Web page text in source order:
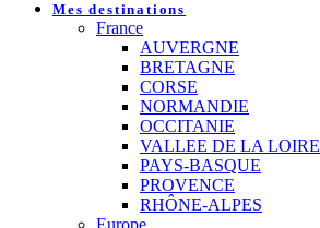
Mes destinations
France
AUVERGNE
BRETAGNE
CORSE
NORMANDIE
OCCITANIE
VALLEE DE LA LOIRE
PAYS-BASQUE
PROVENCE
RHÔNE-ALPES
Europe